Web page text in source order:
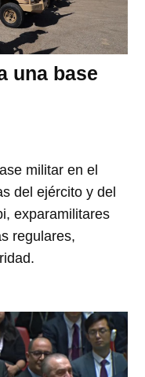
una base
militar en el
del ejército y del
exparamilitares
regulares,